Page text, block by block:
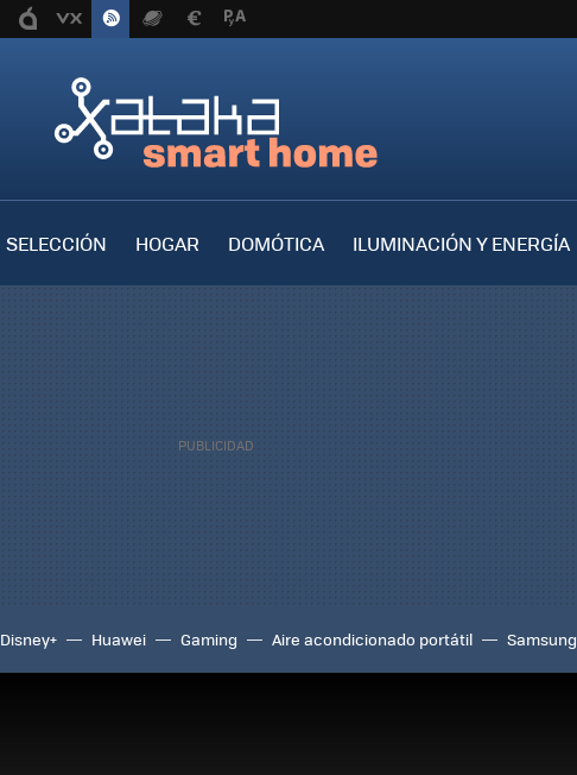
SELECCIÓN HOGAR DOMÓTICA
ILUMINACIÓN Y ENERGÍA
Disney+ Huawei Gaming Aire acondicionado portátil Samsung